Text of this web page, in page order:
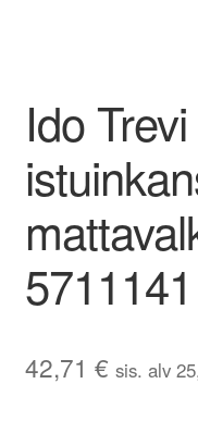
Ido
5711141
42,71 € sis. alv